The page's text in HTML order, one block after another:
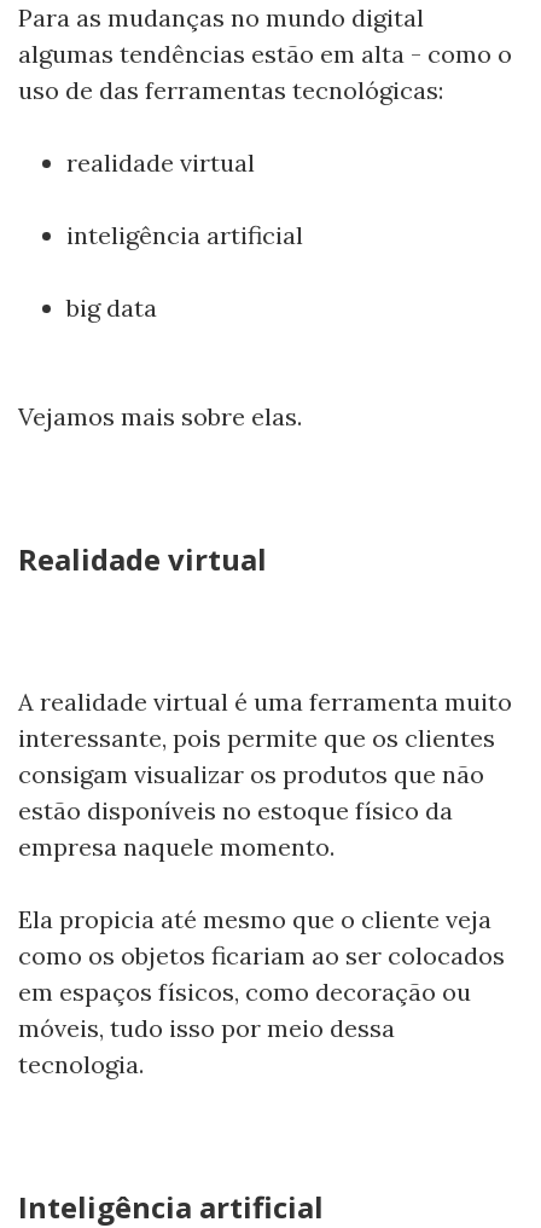
Para as mudanças no mundo digital
algumas tendências estão em alta - como o
uso de das ferramentas tecnológicas:
realidade virtual
inteligência artificial
big data
Vejamos mais sobre elas.
Realidade virtual
A realidade virtual é uma ferramenta muito
interessante, pois permite que os clientes
consigam visualizar os produtos que não
estão disponíveis no estoque físico da
empresa naquele momento.
Ela propicia até mesmo que o cliente veja
como os objetos ficariam ao ser colocados
em espaços físicos, como decoração ou
móveis, tudo isso por meio dessa
tecnologia.
Inteligência artificial